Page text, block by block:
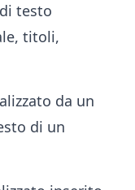
testo
titoli,